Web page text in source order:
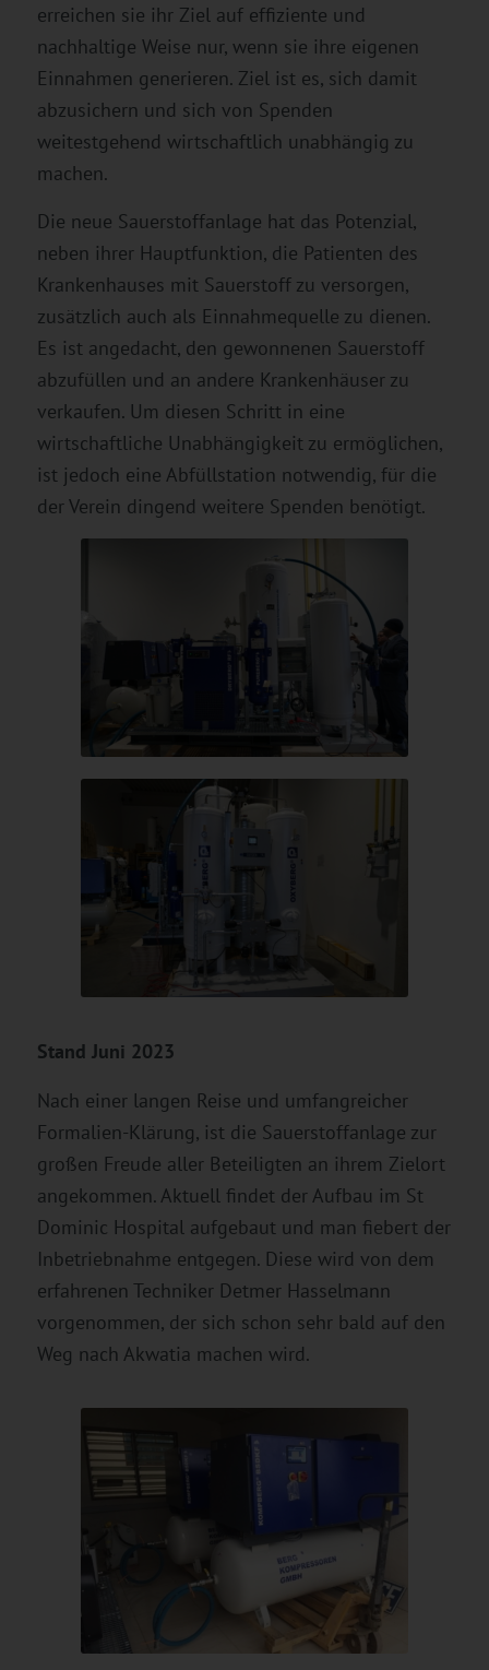
erreichen sie ihr Ziel auf effiziente und
nachhaltige Weise nur, wenn sie ihre eigenen
Einnahmen generieren. Ziel ist es, sich damit
abzusichern und sich von Spenden
weitestgehend wirtschaftlich unabhängig zu
machen.
Die neue Sauerstoffanlage hat das Potenzial,
neben ihrer Hauptfunktion, die Patienten des
Krankenhauses mit Sauerstoff zu versorgen,
zusätzlich auch als Einnahmequelle zu dienen.
Es ist angedacht, den gewonnenen Sauerstoff
abzufüllen und an andere Krankenhäuser zu
verkaufen. Um diesen Schritt in eine
wirtschaftliche Unabhängigkeit zu ermöglichen,
ist jedoch eine Abfüllstation notwendig, für die
der Verein dingend weitere Spenden benötigt.
Stand Juni 2023
Nach einer langen Reise und umfangreicher
Formalien-Klärung, ist die Sauerstoffanlage zur
großen Freude aller Beteiligten an ihrem Zielort
angekommen. Aktuell findet der Aufbau im St
Dominic Hospital aufgebaut und man fiebert der
Inbetriebnahme entgegen. Diese wird von dem
erfahrenen Techniker Detmer Hasselmann
vorgenommen, der sich schon sehr bald auf den
Weg nach Akwatia machen wird.